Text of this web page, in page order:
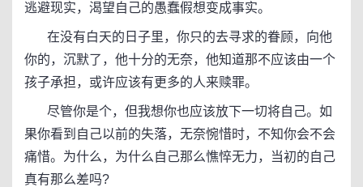
逃避现实，渴望自己的愚蠢假想变成事实。
在没有白天的日子里，你只的去寻求的眷顾，向他
你的，沉默了，他十分的无奈，他知道那不应该由一个
孩子承担，或许应该有更多的人来赎罪。
尽管你是个，但我想你也应该放下一切将自己。如
果你看到自己以前的失落，无奈惋惜时，不知你会不会
痛惜。为什么，为什么自己那么憔悴无力，当初的自己
真有那么差吗?